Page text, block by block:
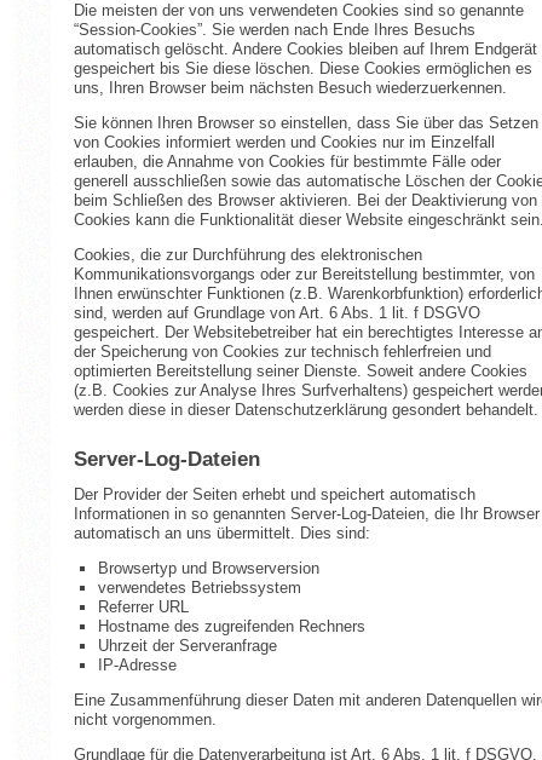
Die meisten der von uns verwendeten Cookies sind so genannte
“Session-Cookies”. Sie werden nach Ende Ihres Besuchs
automatisch gelöscht. Andere Cookies bleiben auf Ihrem Endgerät
gespeichert bis Sie diese löschen. Diese Cookies ermöglichen es
uns, Ihren Browser beim nächsten Besuch wiederzuerkennen.
Sie können Ihren Browser so einstellen, dass Sie über das Setzen
von Cookies informiert werden und Cookies nur im Einzelfall
erlauben, die Annahme von Cookies für bestimmte Fälle oder
generell ausschließen sowie das automatische Löschen der
beim Schließen des Browser aktivieren. Bei der Deaktivierung von
Cookies kann die Funktionalität dieser Website eingeschränkt
Cookies, die zur Durchführung des elektronischen
Kommunikationsvorgangs oder zur Bereitstellung bestimmter, von
Ihnen erwünschter Funktionen (z.B. Warenkorbfunktion)
sind, werden auf Grundlage von Art. 6 Abs. 1 lit. f DSGVO
gespeichert. Der Websitebetreiber hat ein berechtigtes Interesse
der Speicherung von Cookies zur technisch fehlerfreien und
optimierten Bereitstellung seiner Dienste. Soweit andere Cookies
(z.B. Cookies zur Analyse Ihres Surfverhaltens) gespeichert
werden diese in dieser Datenschutzerklärung gesondert behandelt.
Server-Log-Dateien
Der Provider der Seiten erhebt und speichert automatisch
Informationen in so genannten Server-Log-Dateien, die Ihr Browser
automatisch an uns übermittelt. Dies sind:
Browsertyp und Browserversion
verwendetes Betriebssystem
Referrer URL
Hostname des zugreifenden Rechners
Uhrzeit der Serveranfrage
IP-Adresse
Eine Zusammenführung dieser Daten mit anderen Datenquellen
nicht vorgenommen.
Grundlage für die Datenverarbeitung ist Art. 6 Abs. 1 lit. f DSGVO,